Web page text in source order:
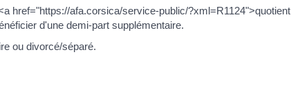
href="https://afa.corsica/service-public/?xml=R1124">quotient
d'une demi-part supplémentaire.
ou divorcé/séparé.